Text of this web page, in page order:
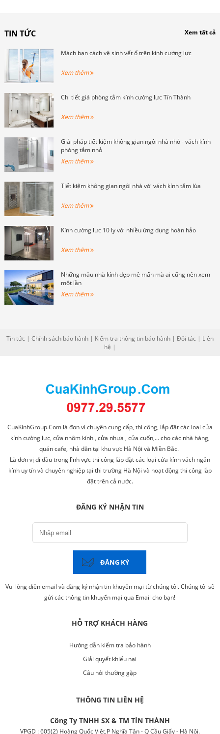
TIN TỨC Xem tất cả
Mách bạn cách vệ sinh vết ố trên kính cường lực
Xem thêm
Chi tiết giá phòng tắm kính cường lực Tín Thành
Xem thêm
Giải pháp tiết kiệm không gian ngôi nhà nhỏ - vách kính
phòng tắm nhỏ
Xem thêm
Tiết kiệm không gian ngôi nhà với vách kính tắm lùa
Xem thêm
Kính cường lực 10 ly với nhiều ứng dụng hoàn hảo
Xem thêm
Những mẫu nhà kính đẹp mê mẩn mà ai cũng nên xem
một lần
Xem thêm
Tin tức | Chính sách bảo hành| Kiểm tra thông tin bảo hành| Đối tác | Liên
hệ |
CuaKinhGroup.Com là đơn vị chuyên cung cấp, thi công, lắp đặt các loại cửa
kính cường lực, cửa nhôm kính , cửa nhựa , cửa cuốn,... cho các nhà hàng,
quán cafe, nhà dân tại khu vực Hà Nội và Miền Bắc.
Là đơn vị đi đầu trong lĩnh vực thi công lắp đặt các loại cửa kính vách ngăn
kính uy tín và chuyên nghiệp tại thi trường Hà Nội và hoạt động thi công lắp
đặt trên cả nước.
ĐĂNG KÝ NHẬN TIN
ĐĂNG KÝ
Vui lòng điền email và đăng ký nhận tin khuyến mại từ chúng tôi. Chúng tôi sẽ
gửi các thông tin khuyến mại qua Email cho bạn!
HỖ TRỢ KHÁCH HÀNG
Hướng dẫn kiểm tra bảo hành
Giải quyết khiếu nại
Câu hỏi thường gặp
THÔNG TIN LIÊN HỆ
Công Ty TNHH SX & TM TÍN THÀNH
VPGD : 605(2) Hoàng Quốc Việt,P Nghĩa Tân - Q Cầu Giấy - Hà Nội.